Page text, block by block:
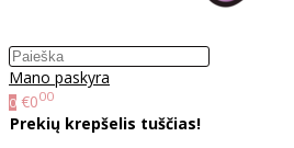
Mano paskyra
0 €000
Prekių krepšelis tuščias!